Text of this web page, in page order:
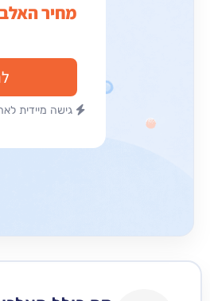
מחיר
גישה מיידית